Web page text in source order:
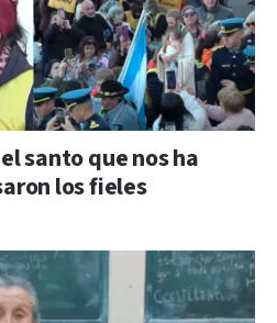
santo que nos ha
los fieles